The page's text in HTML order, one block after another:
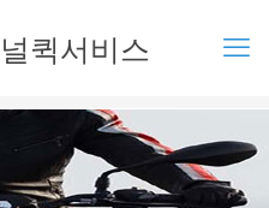
퀵서비스